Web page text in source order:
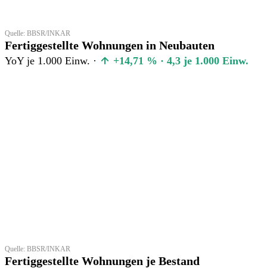
Quelle: BBSR/INKAR
Fertiggestellte Wohnungen in Neubauten
YoY je 1.000 Einw. · +14,71 % · 4,3 je 1.000 Einw.
Quelle: BBSR/INKAR
Fertiggestellte Wohnungen je Bestand